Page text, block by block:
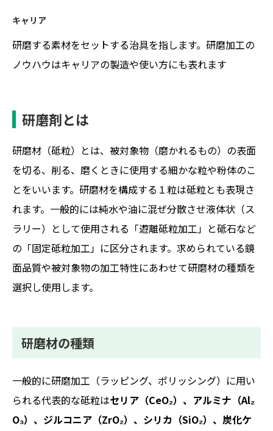
キャリア
研磨する素材をセットする治具を指します。研磨加工の
ノウハウはキャリアの製造や使い方にも表れます
研磨剤とは
研磨材（砥粒）とは、被対象物（磨かれるもの）の表面
を切る、削る、磨くときに使用する細かな粒や粉体のこ
とをいいます。研磨材を構成する１粒は砥粒とも表現さ
れます。一般的には純水や油に混ぜ分散させ液体状（ス
ラリー）として使用される「遊離砥粒加工」と砥石など
の「固定砥粒加工」に区分されます。求められている鏡
面品質や被対象物の加工特性にあわせて研磨材の種類を
選択し使用します。
研磨材の種類
一般的に研磨加工（ラッピング、ポリッシング）に用い
られる代表的な砥粒はセリア（CeO₂）、アルミナ（Al₂
O₃）、ジルコニア（ZrO₂）、シリカ（SiO₂）、炭化ケ